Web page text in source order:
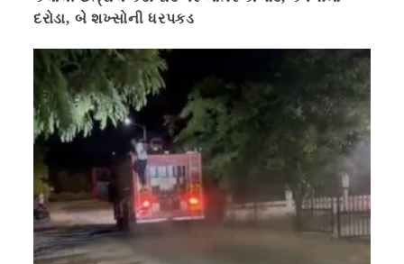
દરોડા, બે શખ્સોની ધરપકડ